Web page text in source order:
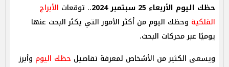
حظك اليوم الأربعاء 25 سبتمبر 2024 .. توقعات الأبراج
الفلكية وحظك اليوم من أكثر الأمور التي يكثر البحث عنها
يوميًا عبر محركات البحث.
ويسعى الكثير من الأشخاص لمعرفة تفاصيل حظك اليوم وأبرز